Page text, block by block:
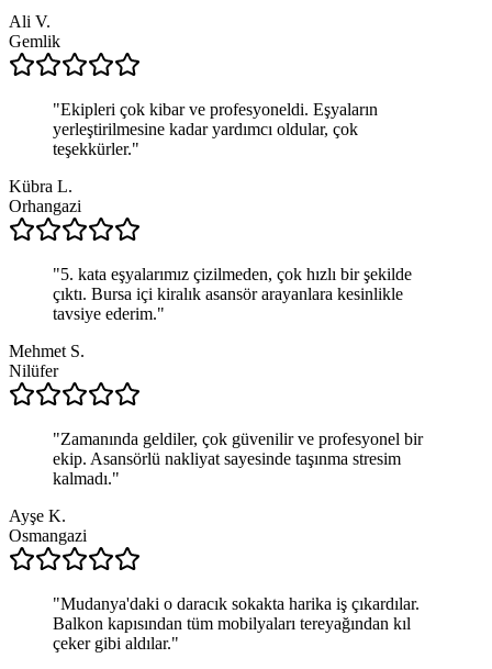
Ali V.
Gemlik
"Ekipleri çok kibar ve profesyoneldi. Eşyaların
yerleştirilmesine kadar yardımcı oldular, çok
teşekkürler."
Kübra L.
Orhangazi
"5. kata eşyalarımız çizilmeden, çok hızlı bir şekilde
çıktı. Bursa içi kiralık asansör arayanlara kesinlikle
tavsiye ederim."
Mehmet S.
Nilüfer
"Zamanında geldiler, çok güvenilir ve profesyonel bir
ekip. Asansörlü nakliyat sayesinde taşınma stresim
kalmadı."
Ayşe K.
Osmangazi
"Mudanya'daki o daracık sokakta harika iş çıkardılar.
Balkon kapısından tüm mobilyaları tereyağından kıl
çeker gibi aldılar."